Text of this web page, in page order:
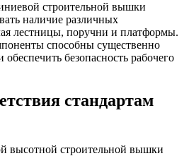
строительной вышки
наличие различных
лестницы, поручни и платформы.
способны существенно
безопасность рабочего
стандартам
высотной строительной вышки